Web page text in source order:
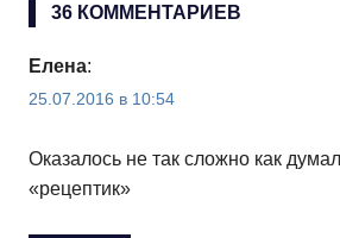
36 КОММЕНТАРИЕВ
Елена:
25.07.2016 в 10:54
Оказалось не так сложно как
«рецептик»